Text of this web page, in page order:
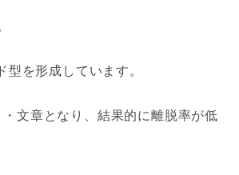
を形成しています。
文章となり、結果的に離脱率が低